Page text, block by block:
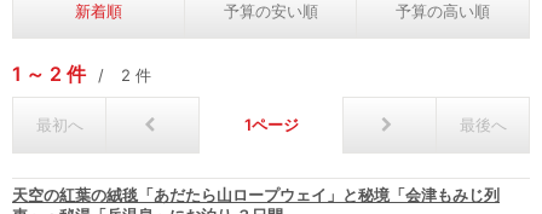
新着順 予算の安い順 予算の高い順
1 2 件 2 件
最初へ 1 最後へ
天空の紅葉の絨毯「あだたら山ロープウェイ」と秘境「会津もみじ列